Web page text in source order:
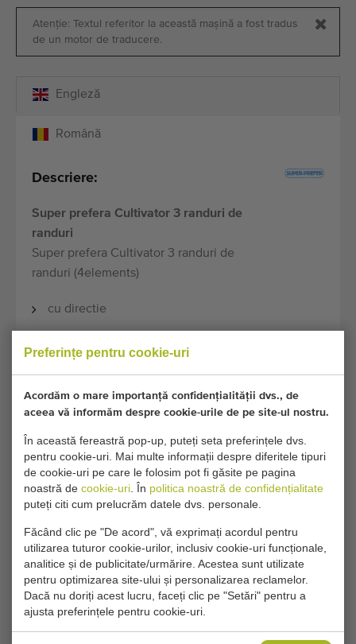
Preferințe pentru cookie-uri
Acordăm o mare importanță confidențialității dvs., de
aceea vă informăm despre cookie-urile de pe site-ul nostru.
În această fereastră pop-up, puteți seta preferințele dvs.
pentru cookie-uri. Mai multe informații despre diferitele tipuri
de cookie-uri pe care le folosim pot fi găsite pe pagina
noastră de cookie-uri . În politica noastră de confidențialitate
puteți citi cum prelucrăm datele dvs. personale.
Făcând clic pe "De acord", vă exprimați acordul pentru
utilizarea tuturor cookie-urilor, inclusiv cookie-uri funcționale,
analitice și de publicitate/urmărire. Acestea sunt utilizate
pentru optimizarea site-ului și personalizarea reclamelor.
Dacă nu doriți acest lucru, faceți clic pe "Setări" pentru a
ajusta preferințele pentru cookie-uri.
Atenție: Textul referitor la această mașină a fost tradus
de un motor de traducere.
Română
Engleză
Descriere:
Super prefera Cultivator 3 randuri de
randuri
Super prefera Cultivator 3 randuri de
randuri (4elements)
cu directie
Condiții generale
randuri de randuri a fost acum vandut.
Doriți să fiți informat când devine disponibil un
Cultivatoare între rânduri comparabil? Completați detaliile
dvs. aici.
Setările dvs. actuale de cookie blochează această
parte. Ajustați setările de cookie pentru a accesa
această parte.